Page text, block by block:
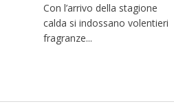
Con l’arrivo della stagione
calda si indossano volentieri
fragranze...